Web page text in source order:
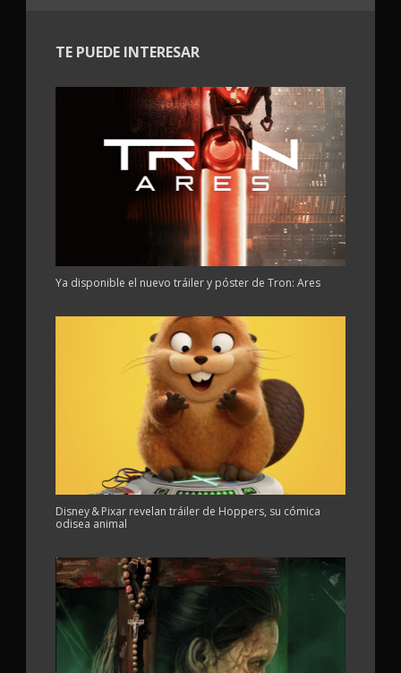
TE PUEDE INTERESAR
Ya disponible el nuevo tráiler y póster de Tron: Ares
Disney & Pixar revelan tráiler de Hoppers, su cómica
odisea animal